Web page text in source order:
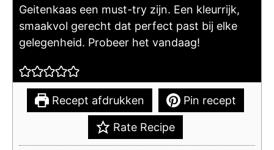
Geitenkaas een must-try zijn. Een kleurrijk,
smaakvol gerecht dat perfect past bij elke
gelegenheid. Probeer het vandaag!
Recept afdrukken Pin recept
Rate Recipe